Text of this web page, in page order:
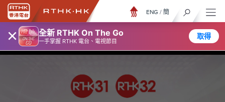
× 全新 RTHK On The Go
一手掌握 RTHK 電台、電視節目
取得
ENG / 簡